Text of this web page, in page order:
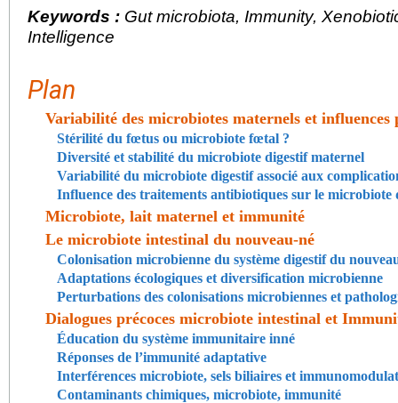
Keywords : Gut microbiota, Immunity,
Intelligence
Plan
Variabilité des microbiotes maternels et influences
Stérilité du fœtus ou microbiote fœtal ?
Diversité et stabilité du microbiote digestif maternel
Variabilité du microbiote digestif associé aux
Influence des traitements antibiotiques sur le microbiote
Microbiote, lait maternel et immunité
Le microbiote intestinal du nouveau-né
Colonisation microbienne du système digestif du
Adaptations écologiques et diversification microbienne
Perturbations des colonisations microbiennes et
Dialogues précoces microbiote intestinal et
Éducation du système immunitaire inné
Réponses de l’immunité adaptative
Interférences microbiote, sels biliaires et
Contaminants chimiques, microbiote, immunité